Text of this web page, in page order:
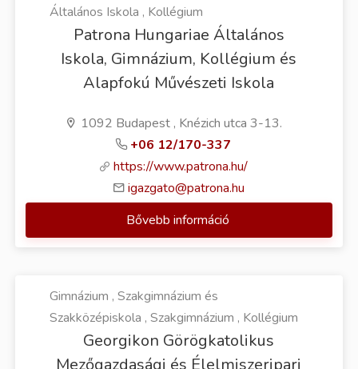
Általános Iskola , Kollégium
Patrona Hungariae Általános
Iskola, Gimnázium, Kollégium és
Alapfokú Művészeti Iskola
1092 Budapest , Knézich utca 3-13.
+06 12/170-337
https://www.patrona.hu/
igazgato@patrona.hu
Bővebb információ
Gimnázium , Szakgimnázium és
Szakközépiskola , Szakgimnázium , Kollégium
Georgikon Görögkatolikus
Mezőgazdasági és Élelmiszeripari